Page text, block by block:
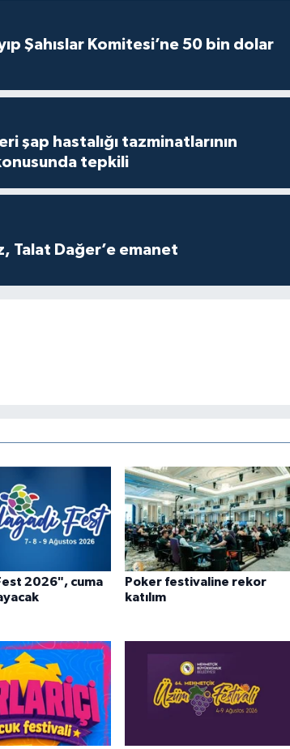
Şahıslar Komitesi’ne 50 bin dolar
şap hastalığı tazminatlarının
tepkili
Talat Dağer’e emanet
2026", cuma
Poker festivaline rekor
katılım